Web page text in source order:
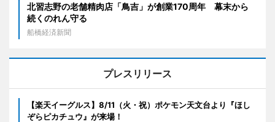
北習志野の老舗精肉店「鳥吉」が創業170周年 幕末から
続くのれん守る
船橋経済新聞
プレスリリース
【楽天イーグルス】8/11（火・祝）ポケモン天文台より『ほし
ぞらピカチュウ』が来場！